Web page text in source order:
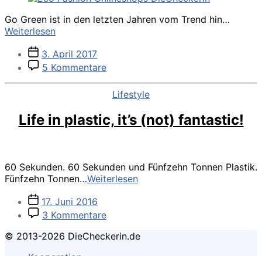
Go Green ist in den letzten Jahren vom Trend hin…
WeiterlesenListe
Eco
Fashion
Mode
Veröffentlichungsdatum
3. April 2017
5 Kommentarezu
nachhaltiger
Eco
Fashion
Onlineshops
Kategorien
Lifestyle
Life in plastic, it’s (not) fantastic!
60 Sekunden. 60 Sekunden und Fünfzehn Tonnen Plastik.
Fünfzehn Tonnen…WeiterlesenLife
fantastic!
Veröffentlichungsdatum
17. Juni 2016
3 Kommentarezu
in
© 2013-2026 DieCheckerin.de